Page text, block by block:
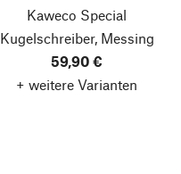
Kaweco Special
Kugelschreiber, Messing
59,90 €
+ weitere Varianten